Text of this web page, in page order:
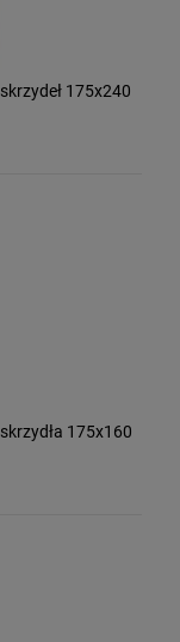
175x240
175x160